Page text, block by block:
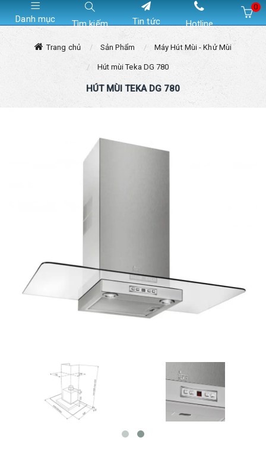
Danh mục Tìm kiếm Tin tức Hotline
0
Trang chủ Sản Phẩm Máy Hút Mùi - Khử Mùi
Hút mùi Teka DG 780
HÚT MÙI TEKA DG 780